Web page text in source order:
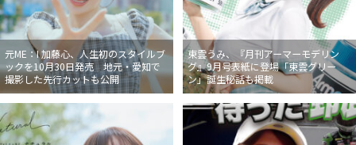
元ME：I 加藤心、人生初のスタイルブ
ックを10月30日発売 地元・愛知で
撮影した先行カットも公開
東雲うみ、『月刊アーマーモデリン
グ』9月号表紙に登場「東雲グリー
ン」誕生秘話も掲載